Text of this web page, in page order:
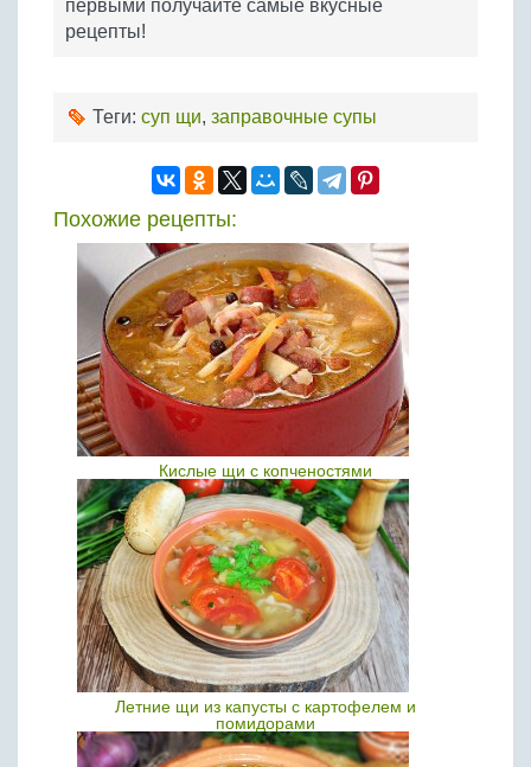
первыми получайте самые вкусные
рецепты!
Теги: суп щи, заправочные супы
Похожие рецепты:
Кислые щи с копченостями
Летние щи из капусты с картофелем и
помидорами